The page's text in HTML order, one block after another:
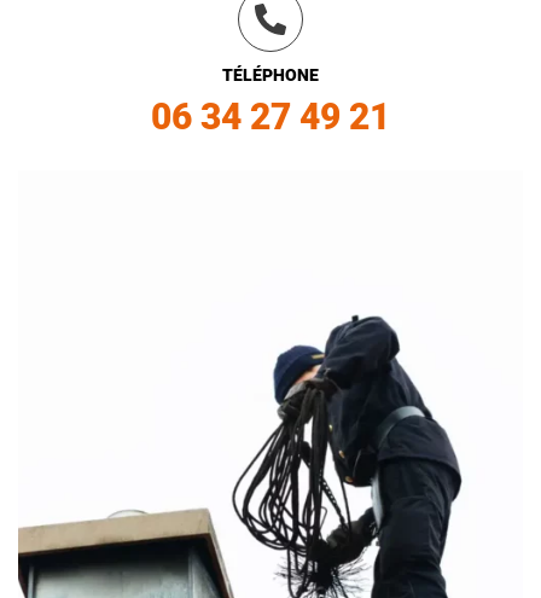
TÉLÉPHONE
06 34 27 49 21